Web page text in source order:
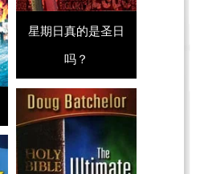
星期日真的是圣日
吗？